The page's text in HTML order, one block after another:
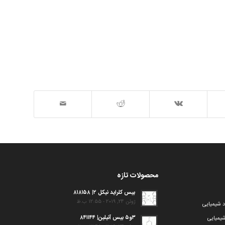
شیمیایی
محصولات تازه
بیس کلراید نیکل ۲| ۸۱۸۱۵۸
ژوئن 24, 2019 - 12:55 ب.ظ
۳و۵ بیس آنیلین| ۸۴۱۱۴۴